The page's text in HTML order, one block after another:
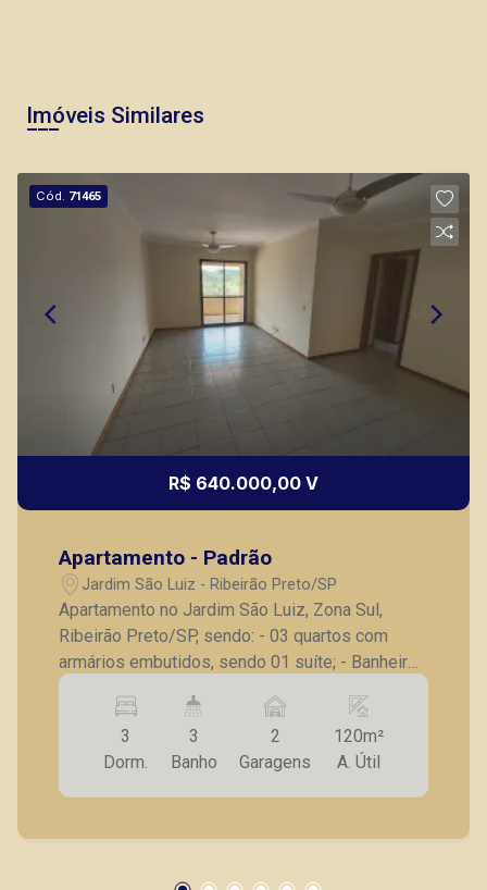
Imóveis Similares
Cód. 71465
R$ 640.000,00 V
Apartamento - Padrão
Jardim São Luiz - Ribeirão Preto/SP
Apartamento no Jardim São Luiz, Zona Sul,
Ribeirão Preto/SP, sendo: - 03 quartos com
armários embutidos, sendo 01 suíte; - Banheiro
social; - Sala para 02 ambientes; - Sacada; -
Cozinha planejada; - Lavanderia planejada; -
Dependência de serviço; - 02 vagas de
garagem. ** Exclusividade Piramid Imóveis ** A
Piramid tem como objetivo atender seus
vendas de imóveis prontos, usados ou mesmo
3
Dorm.
3
Banho
2
Garagens
120m²
A. Útil